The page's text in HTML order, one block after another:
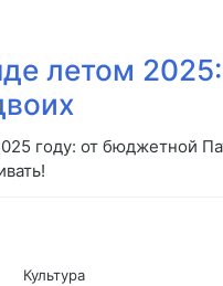
летом
году: от бюджетной
Культура